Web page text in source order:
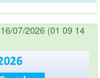
07/2026 (01 09 14